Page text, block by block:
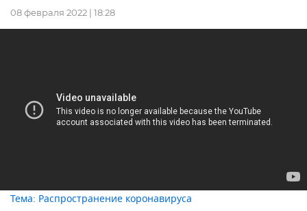
08 февраля 2022 | 18:28
Тема: Распространение коронавируса